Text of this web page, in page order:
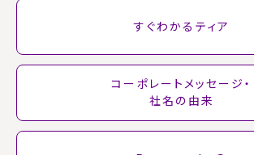
すぐわかるティア
コーポレートメッセージ・
社名の由来